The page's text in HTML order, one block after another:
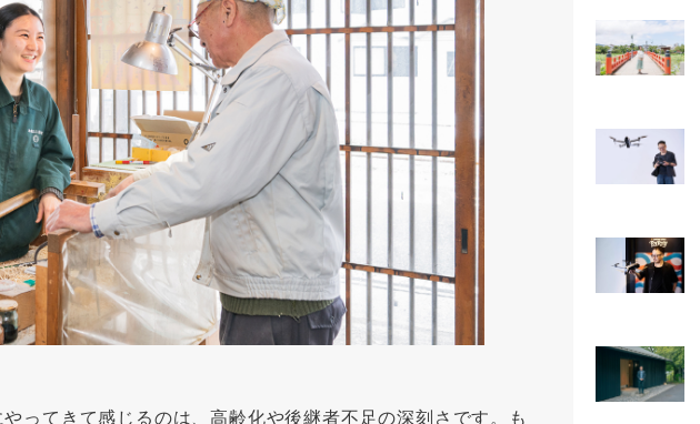
ってきて感じるのは、高齢化や後継者不足の深刻さです。も